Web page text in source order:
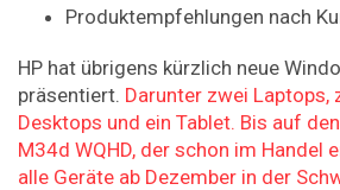
Produktempfehlungen nach
HP hat übrigens kürzlich neue
präsentiert. Darunter zwei Laptops,
Desktops und ein Tablet. Bis auf
M34d WQHD, der schon im Handel
alle Geräte ab Dezember in der